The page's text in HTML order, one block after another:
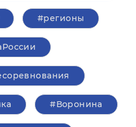
#регионы
#Воронина